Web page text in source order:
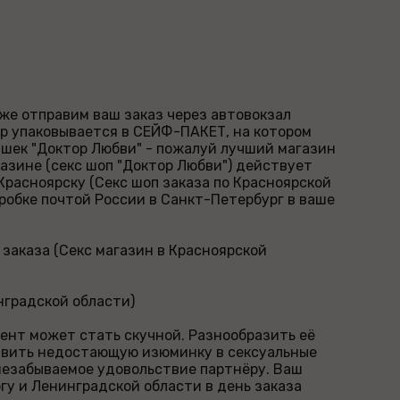
отправим ваш заказ через автовокзал
упаковывается в СЕЙФ-ПАКЕТ, на котором
"Доктор Любви" - пожалуй лучший магазин
(секс шоп "Доктор Любви") действует
(Секс шоп заказа по Красноярской
почтой России в Санкт-Петербург в ваше
(Секс магазин в Красноярской
области)
может стать скучной. Разнообразить её
недостающую изюминку в сексуальные
удовольствие партнёру. Ваш
и Ленинградской области в день заказа